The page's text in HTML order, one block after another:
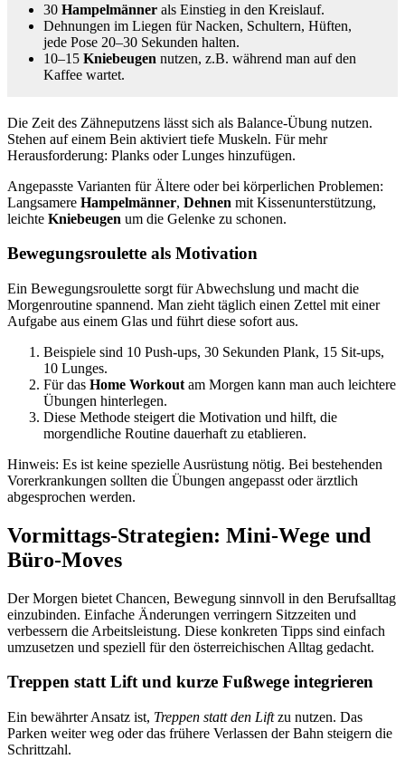
30 Hampelmänner als Einstieg in den Kreislauf.
Dehnungen im Liegen für Nacken, Schultern, Hüften,
jede Pose 20–30 Sekunden halten.
10–15 Kniebeugen nutzen, z.B. während man auf den
Kaffee wartet.
Die Zeit des Zähneputzens lässt sich als Balance-Übung nutzen.
Stehen auf einem Bein aktiviert tiefe Muskeln. Für mehr
Herausforderung: Planks oder Lunges hinzufügen.
Angepasste Varianten für Ältere oder bei körperlichen Problemen:
Langsamere Hampelmänner, Dehnen mit Kissenunterstützung,
leichte Kniebeugen um die Gelenke zu schonen.
Bewegungsroulette als Motivation
Ein Bewegungsroulette sorgt für Abwechslung und macht die
Morgenroutine spannend. Man zieht täglich einen Zettel mit einer
Aufgabe aus einem Glas und führt diese sofort aus.
Beispiele sind 10 Push-ups, 30 Sekunden Plank, 15 Sit-ups,
10 Lunges.
Für das Home Workout am Morgen kann man auch leichtere
Übungen hinterlegen.
Diese Methode steigert die Motivation und hilft, die
morgendliche Routine dauerhaft zu etablieren.
Hinweis: Es ist keine spezielle Ausrüstung nötig. Bei bestehenden
Vorerkrankungen sollten die Übungen angepasst oder ärztlich
abgesprochen werden.
Vormittags-Strategien: Mini-Wege und
Büro-Moves
Der Morgen bietet Chancen, Bewegung sinnvoll in den Berufsalltag
einzubinden. Einfache Änderungen verringern Sitzzeiten und
verbessern die Arbeitsleistung. Diese konkreten Tipps sind einfach
umzusetzen und speziell für den österreichischen Alltag gedacht.
Treppen statt Lift und kurze Fußwege integrieren
Ein bewährter Ansatz ist, Treppen statt den Liftzu nutzen. Das
Parken weiter weg oder das frühere Verlassen der Bahn steigern die
Schrittzahl.